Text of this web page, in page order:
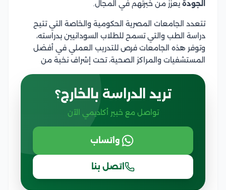
الجودة يعزز من خبرتهم في المجال.
تتعدد الجامعات المصرية الحكومية والخاصة التي تتيح
دراسة الطب والتي تسمح للطلاب السودانيين بدراسته،
وتوفر هذه الجامعات فرص للتدريب العملي في أفضل
المستشفيات والمراكز الصحية، تحت إشراف نخبة من
تريد الدراسة بالخارج؟
تواصل مع خبير أكاديمي الآن
واتساب
اتصل بنا